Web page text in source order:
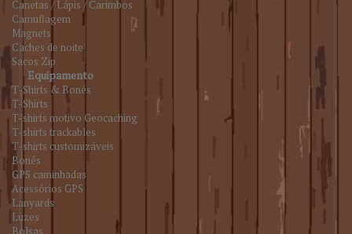
Canetas / Lápis / Carimbos
Camuflagem
Magnets
Caches de noite
Sacos Zip
Equipamento
T-Shirts & Bonés
T-Shirts
T-shirts motivo Geocaching
T-shirts trackables
T-shirts customizáveis
Bonés
GPS caminhadas
Acessórios GPS
Lanyards
Luzes
Bolsas